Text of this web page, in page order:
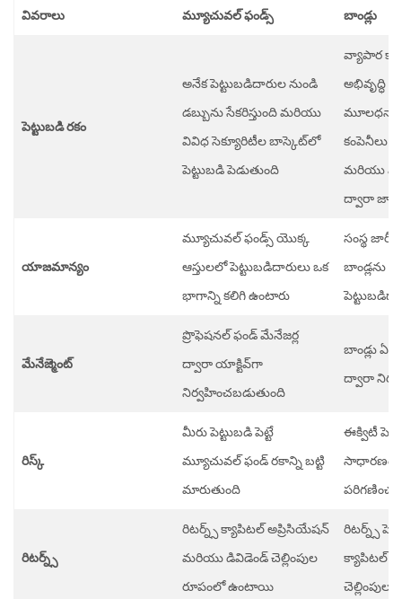
వివరాలు మ్యూచువల్ ఫండ్స్ బాండ్లు
పెట్టుబడి రకం
అనేక పెట్టుబడిదారుల నుండి
డబ్బును సేకరిస్తుంది మరియు
వివిధ సెక్యూరిటీల బాస్కెట్‌లో
పెట్టుబడి పెడుతుంది
వ్యాపార
అభివృద్ధి
కంపెనీలు,
మరియు
ద్వారా జారీ
యాజమాన్యం
మ్యూచువల్ ఫండ్స్ యొక్క
ఆస్తులలో పెట్టుబడిదారులు ఒక
భాగాన్ని కలిగి ఉంటారు
సంస్థ జారీ
బాండ్లను
మేనేజ్మెంట్
ప్రొఫెషనల్ ఫండ్ మేనేజర్ల
ద్వారా యాక్టివ్‌గా
నిర్వహించబడుతుంది
బాండ్లు ఏ
ద్వారా
రిస్క్
మీరు పెట్టుబడి పెట్టే
మ్యూచువల్ ఫండ్ రకాన్ని బట్టి
మారుతుంది
ఈక్విటీ
సాధారణంగా
రిటర్న్స్
రిటర్న్స్ క్యాపిటల్ అప్రిసియేషన్
మరియు డివిడెండ్ చెల్లింపుల
రూపంలో ఉంటాయి
రిటర్న్స్
క్యాపిటల్ పై